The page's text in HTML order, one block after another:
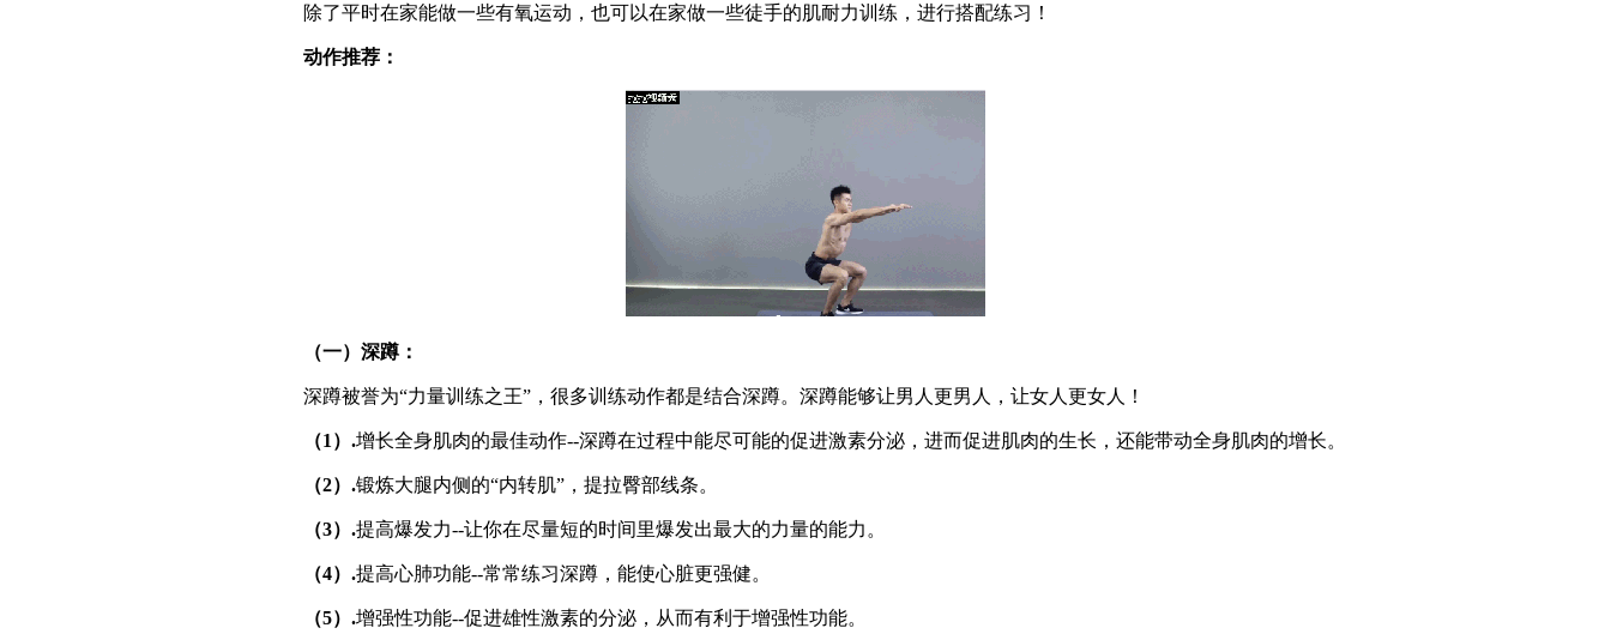
除了平时在家能做一些有氧运动，也可以在家做一些徒手的肌耐力训练，进行搭配练习！
动作推荐：
（一）深蹲：
深蹲被誉为“力量训练之王”，很多训练动作都是结合深蹲。深蹲能够让男人更男人，让女人更女人！
（1）.增长全身肌肉的最佳动作--深蹲在过程中能尽可能的促进激素分泌，进而促进肌肉的生长，还能带动全身肌肉的增长。
（2）.锻炼大腿内侧的“内转肌”，提拉臀部线条。
（3）.提高爆发力--让你在尽量短的时间里爆发出最大的力量的能力。
（4）.提高心肺功能--常常练习深蹲，能使心脏更强健。
（5）.增强性功能--促进雄性激素的分泌，从而有利于增强性功能。